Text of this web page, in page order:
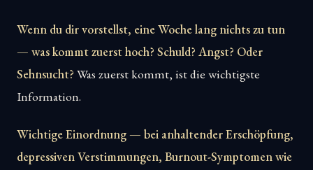
Wenn du dir vorstellst, eine Woche lang nichts zu tun
— was kommt zuerst hoch? Schuld? Angst? Oder
Sehnsucht? Was zuerst kommt, ist die wichtigste
Information.
Wichtige Einordnung — bei anhaltender Erschöpfung,
depressiven Verstimmungen, Burnout-Symptomen wie